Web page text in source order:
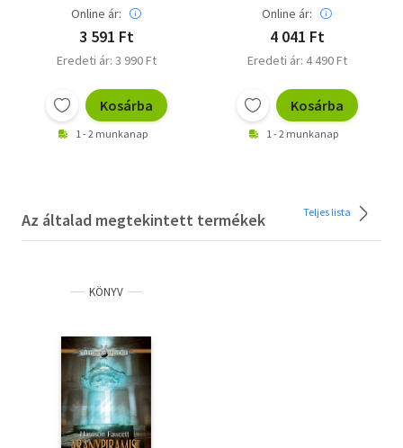
Online ár:
3 591 Ft
Eredeti ár: 3 990 Ft
Kosárba
1 - 2 munkanap
Online ár:
4 041 Ft
Eredeti ár: 4 490 Ft
Kosárba
1 - 2 munkanap
Az általad megtekintett termékek Teljes lista
KÖNYV